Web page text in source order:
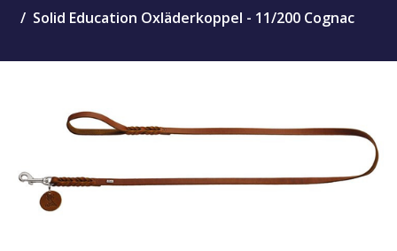
Solid Education Oxläderkoppel - 11/200 Cognac